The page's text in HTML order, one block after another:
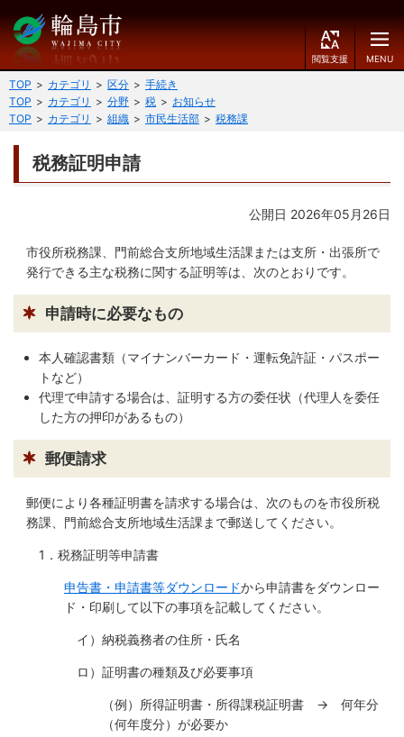
閲
覧
E
文字の大きさ
小
中
黒
青 白
言語を変更する
g
s
h
中
文
한
届出・登録・証明 保険・年金・介護
健康・予防
税 育児・教育
移住・定住
事業者の方へ
税
都市整備 産業・雇用
観光・文化
世界農業遺産 施設案内
市政情報
教育行政
TOP カテゴリ 区分
手続き
TOP
カテゴリ 分野 税
お知らせ
TOP
カテゴリ 組織 市民生活部 税務課
税務証明申請
公開日 2026年05月26日
市役所税務課、門前総合支所地域生活課または支所・出張所で
発行できる主な税務に関する証明等は、次のとおりです。
申請時に必要なもの
本人確認書類（マイナンバーカード・運転免許証・パスポー
トなど）
代理で申請する場合は、証明する方の委任状（代理人を委任
した方の押印があるもの）
郵便請求
郵便により各種証明書を請求する場合は、次のものを市役所税
務課、門前総合支所地域生活課まで郵送してください。
1．税務証明等申請書
申告書・申請書等ダウンロードから申請書をダウンロー
ド・印刷して以下の事項を記載してください。
イ）納税義務者の住所・氏名
ロ）証明書の種類及び必要事項
（例）所得証明書・所得課税証明書 → 何年分
（何年度分）が必要か